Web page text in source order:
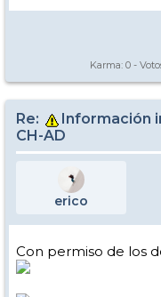
Karma: 0 -
Re:
Información
CH-AD
erico
Con permiso de los